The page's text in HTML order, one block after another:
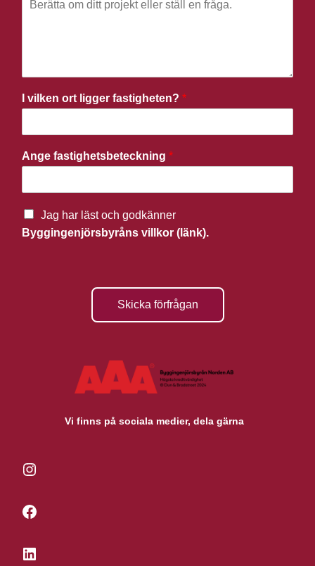
I vilken ort ligger fastigheten? *
Ange fastighetsbeteckning *
Jag har läst och godkänner
Byggingenjörsbyråns villkor (länk).
Skicka förfrågan
Vi finns på sociala medier, dela gärna
Instagram
Facebook
LinkedIn